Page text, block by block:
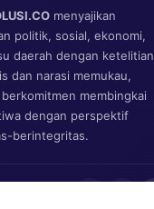
menyajikan
politik, sosial, ekonomi,
daerah dengan ketelitian
dan narasi memukau,
membingkai
dengan perspektif
berintegritas.